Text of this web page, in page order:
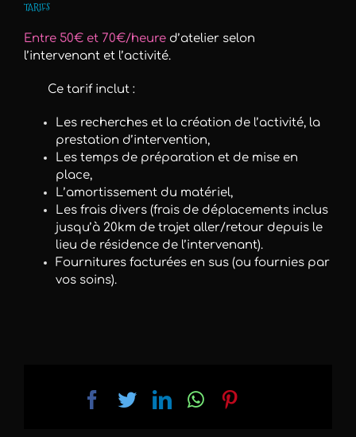
TARIFS
Entre 50€ et 70€/heure d’atelier selon
l’intervenant et l’activité.
Ce tarif inclut :
Les recherches et la création de l’activité, la
prestation d’intervention,
Les temps de préparation et de mise en
place,
L’amortissement du matériel,
Les frais divers (frais de déplacements inclus
jusqu’à 20km de trajet aller/retour depuis le
lieu de résidence de l’intervenant).
Fournitures facturées en sus (ou fournies par
vos soins).
Facebook
TwitterLinkedInWhatsApp